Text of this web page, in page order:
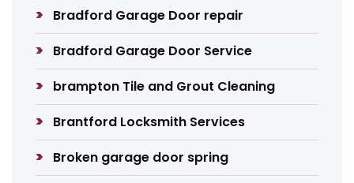
Bradford Garage Door repair
Bradford Garage Door Service
brampton Tile and Grout Cleaning
Brantford Locksmith Services
Broken garage door spring